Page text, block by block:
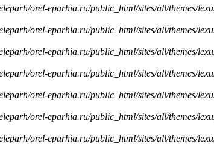
orel-eparhia.ru/public_html/sites/all/themes/
orel-eparhia.ru/public_html/sites/all/themes/
orel-eparhia.ru/public_html/sites/all/themes/
orel-eparhia.ru/public_html/sites/all/themes/
orel-eparhia.ru/public_html/sites/all/themes/
orel-eparhia.ru/public_html/sites/all/themes/
orel-eparhia.ru/public_html/sites/all/themes/